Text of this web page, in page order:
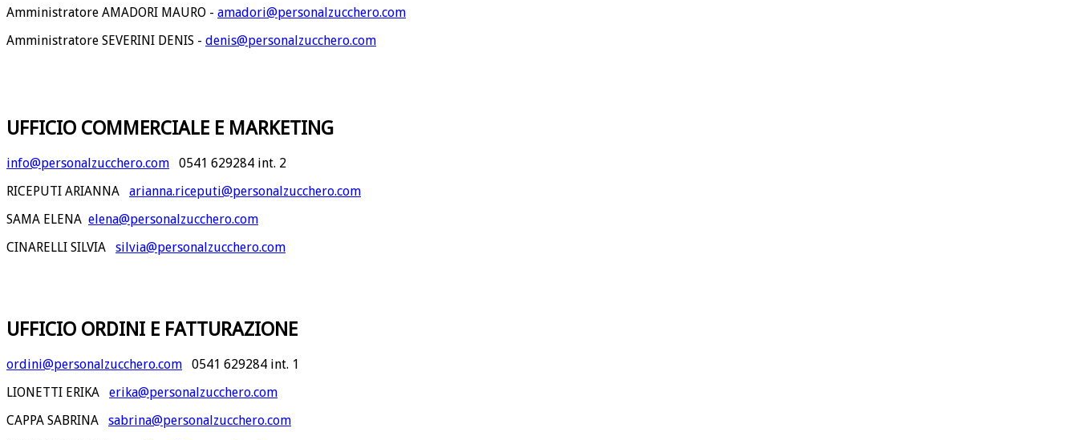
Amministratore AMADORI MAURO - amadori@personalzucchero.com
Amministratore SEVERINI DENIS - denis@personalzucchero.com
UFFICIO COMMERCIALE E MARKETING
info@personalzucchero.com 0541 629284 int. 2
RICEPUTI ARIANNA arianna.riceputi@personalzucchero.com
SAMA ELENA elena@personalzucchero.com
CINARELLI SILVIA silvia@personalzucchero.com
UFFICIO ORDINI E FATTURAZIONE
ordini@personalzucchero.com 0541 629284 int. 1
LIONETTI ERIKA erika@personalzucchero.com
CAPPA SABRINA sabrina@personalzucchero.com